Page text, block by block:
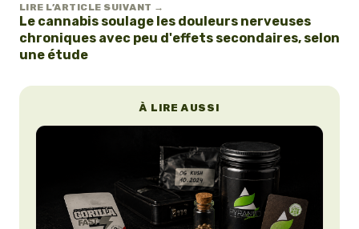
LIRE L’ARTICLE SUIVANT →
Le cannabis soulage les douleurs nerveuses
chroniques avec peu d'effets secondaires, selon
une étude
À LIRE AUSSI